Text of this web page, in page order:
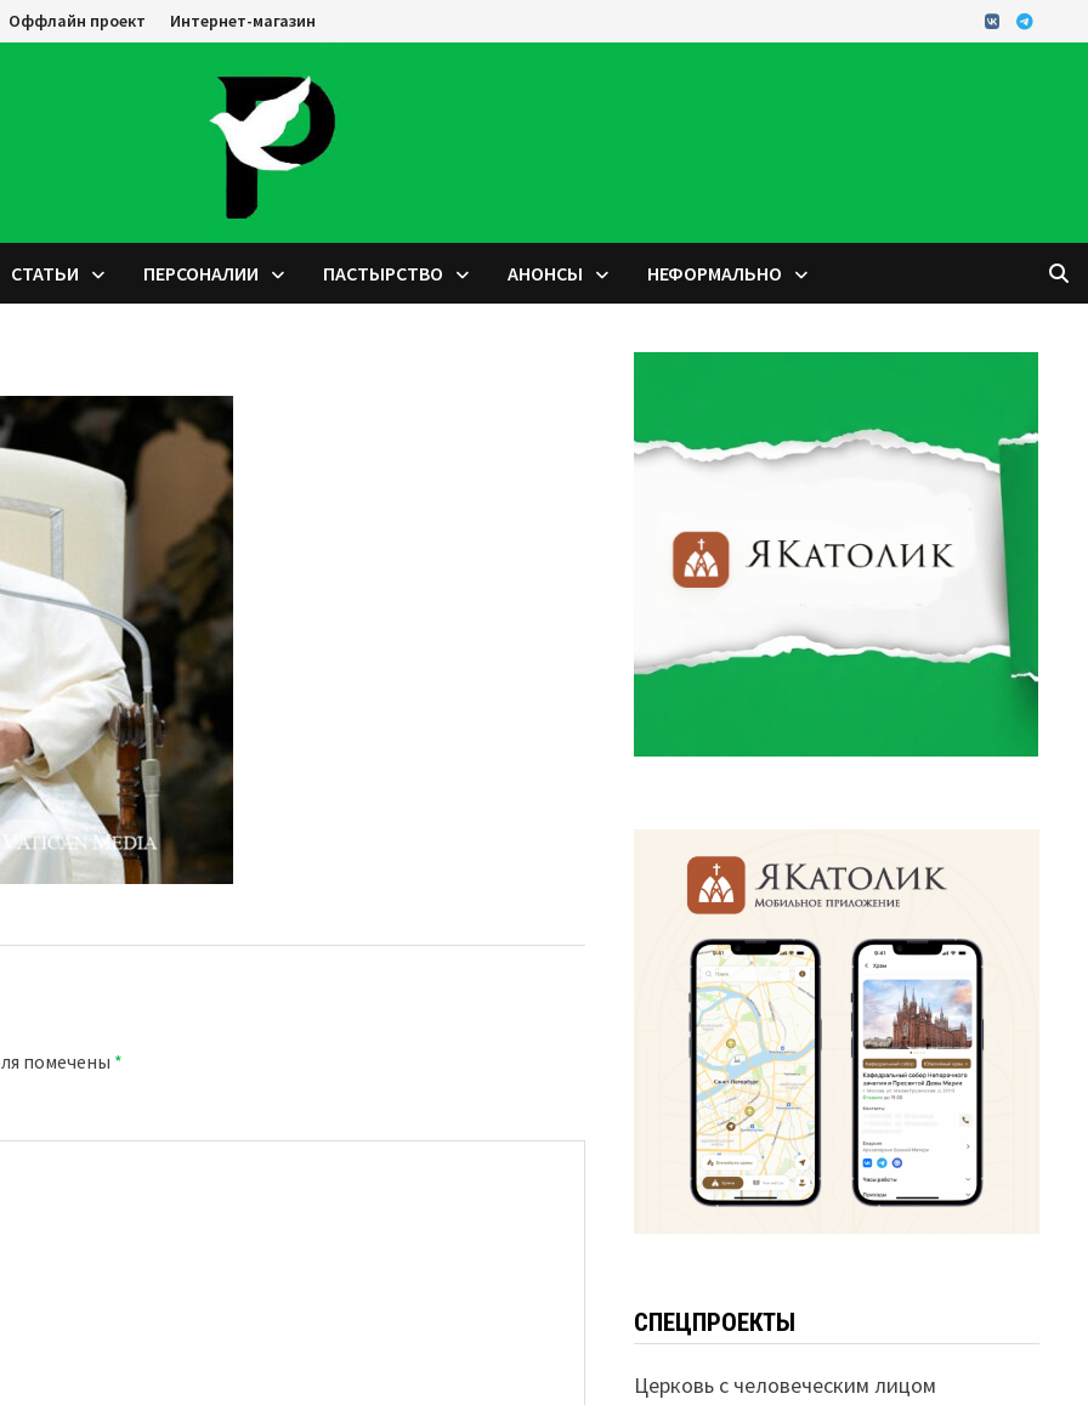
Оффлайн проект Интернет-магазин
СТАТЬИ ПЕРСОНАЛИИ ПАСТЫРСТВО АНОНСЫ НЕФОРМАЛЬНО
помечены *
СПЕЦПРОЕКТЫ
Церковь с человеческим лицом